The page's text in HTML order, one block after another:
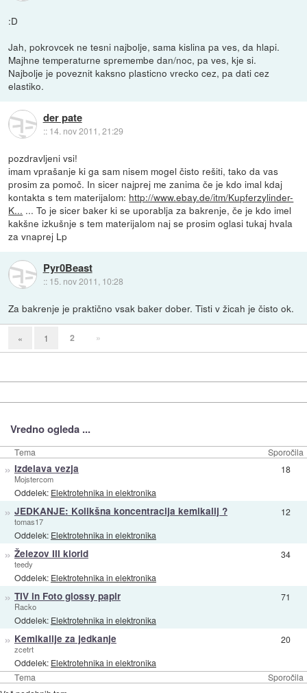
:D
Jah, pokrovcek ne tesni najbolje, sama kislina pa ves, da hlapi.
Majhne temperaturne spremembe dan/noc, pa ves, kje si.
Najbolje je poveznit kaksno plasticno vrecko cez, pa dati cez
elastiko.
der pate
:: 14. nov 2011, 21:29
pozdravljeni vsi!
imam vprašanje ki ga sam nisem mogel čisto rešiti, tako da vas
prosim za pomoč. In sicer najprej me zanima če je kdo imal kdaj
kontakta s tem materijalom: http://www.ebay.de/itm/Kupferzylinder-
K... ... To je sicer baker ki se uporablja za bakrenje, če je kdo imel
kakšne izkušnje s tem materijalom naj se prosim oglasi tukaj hvala
za vnaprej Lp
Pyr0Beast
:: 15. nov 2011, 10:28
Za bakrenje je praktično vsak baker dober. Tisti v žicah je čisto ok.
« 1 2 »
Vredno ogleda ...
Tema Sporočila
Tema Sporočila
» Izdelava vezja
Mojstercom
Oddelek: Elektrotehnika in elektronika
18
» JEDKANJE: Kolikšna koncentracija kemikalij ?
tomas17
Oddelek: Elektrotehnika in elektronika
12
» Železov III klorid
teedy
Oddelek: Elektrotehnika in elektronika
34
» TIV in Foto glossy papir
Racko
Oddelek: Elektrotehnika in elektronika
71
» Kemikalije za jedkanje
zcetrt
Oddelek: Elektrotehnika in elektronika
20